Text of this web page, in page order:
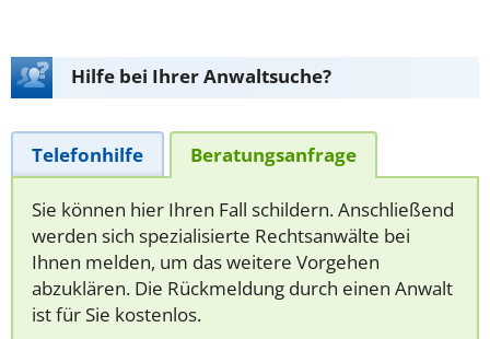
Hilfe bei Ihrer Anwaltsuche?
Telefonhilfe Beratungsanfrage
Sie können hier Ihren Fall schildern. Anschließend
werden sich spezialisierte Rechtsanwälte bei
Ihnen melden, um das weitere Vorgehen
abzuklären. Die Rückmeldung durch einen Anwalt
ist für Sie kostenlos.